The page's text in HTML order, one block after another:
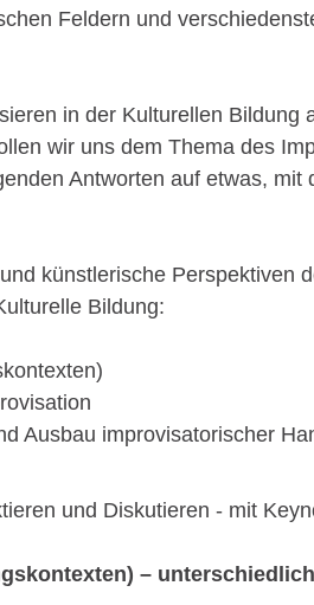
Feldern und
in der Kulturellen Bildung
wir uns dem Thema des
Antworten auf etwas,
künstlerische Perspektiven
Bildung:
Ausbau improvisatorischer
und Diskutieren - mit
–